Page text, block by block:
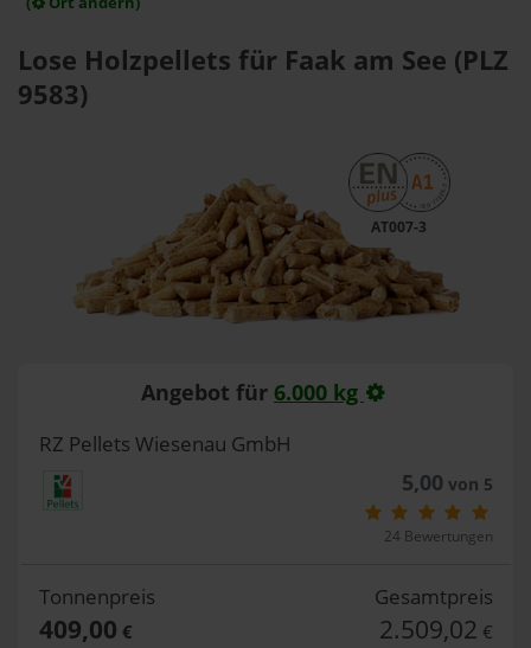
Lose Holzpellets für Faak am See (PLZ
9583)
AT007-3
Angebot für 6.000 kg
RZ Pellets Wiesenau GmbH
5,00 von 5
24 Bewertungen
Tonnenpreis
409,00 €
Gesamtpreis
2.509,02 €